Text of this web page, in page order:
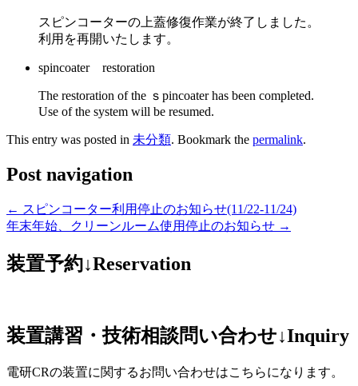
スピンコーターの上蓋修復作業が終了しました。
利用を再開いたします。
spincoater restoration
The restoration of the ｓpincoater has been completed.
Use of the system will be resumed.
This entry was posted in 未分類. Bookmark the permalink.
Post navigation
← スピンコーター利用停止のお知らせ(11/22-11/24)
年末年始、クリーンルーム使用停止のお知らせ →
装置予約↓Reservation
装置講習・技術相談問い合わせ↓Inquiry
電研CRの装置に関するお問い合わせはこちらになります。